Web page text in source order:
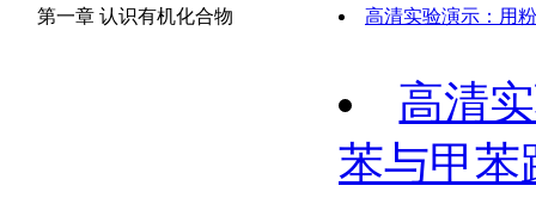
第一章 认识有机化合物 高清实验演示：用
高清
苯与甲苯